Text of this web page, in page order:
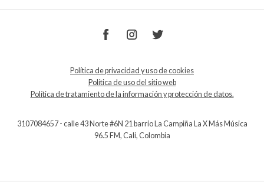
Política de privacidad y uso de cookies
Política de uso del sitio web
Política de tratamiento de la información y protección de datos.
3107084657 - calle 43 Norte #6N 21 barrio La Campiña La X Más Música
96.5 FM, Cali, Colombia